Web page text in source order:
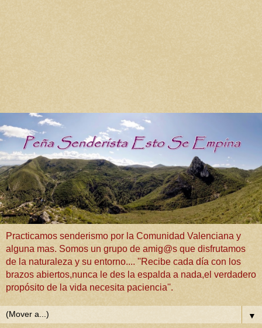
Practicamos senderismo por la Comunidad Valenciana y
alguna mas. Somos un grupo de amig@s que disfrutamos
de la naturaleza y su entorno.... ''Recibe cada día con los
brazos abiertos,nunca le des la espalda a nada,el verdadero
propósito de la vida necesita paciencia''.
▼